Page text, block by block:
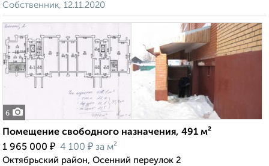
Собственник, 12.11.2020
6
Помещение свободного назначения, 491 м²
1 965 000 ₽ 4 100 ₽ за м²
Октябрьский район, Осенний переулок 2